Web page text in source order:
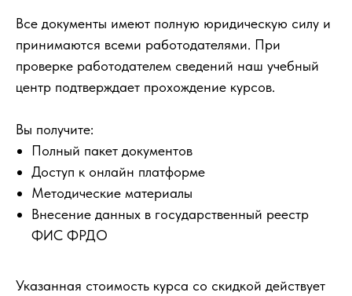
Все документы имеют полную юридическую силу и
принимаются всеми работодателями. При
проверке работодателем сведений наш учебный
центр подтверждает прохождение курсов.
Вы получите:
Полный пакет документов
Доступ к онлайн платформе
Методические материалы
Внесение данных в государственный реестр
ФИС ФРДО
Указанная стоимость курса со скидкой действует